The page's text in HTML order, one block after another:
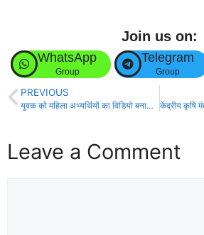
Join us on:
WhatsApp
Group
Telegram
Group
PREVIOUS
युवक को महिला अभ्यर्थियों का विडियो बनाना परा महंगा, जमकर हुई पिटाई।
Leave a Comment